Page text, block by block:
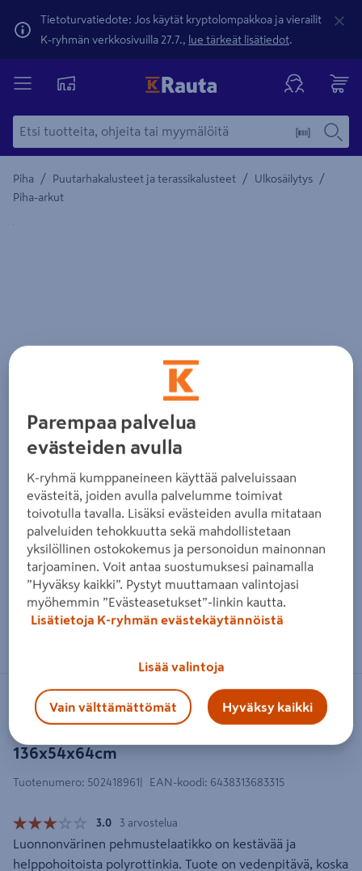
Tietoturvatiedote: Jos käytät kryptolompakkoa ja vierailit
K-ryhmän verkkosivuilla 27.7., lue tärkeät lisätiedot.
Piha / Puutarhakalusteet ja terassikalusteet / Ulkosäilytys /
Piha-arkut
Yksityiskohtainen kuvaus löytyy Tuotteen kuvaus -
Zoomaa kuvaa sormilla kosketusnäytöllä
136x54x64cm
CELLO
Tuotenumero: 502418961 EAN-koodi: 6438313683315
3.0 3 arvostelua
Luonnonvärinen pehmustelaatikko on kestävää ja
helppohoitoista polyrottinkia. Tuote on vedenpitävä, koska
Parempaa palvelua
evästeiden avulla
K-ryhmä kumppaneineen käyttää palveluissaan
evästeitä, joiden avulla palvelumme toimivat
toivotulla tavalla. Lisäksi evästeiden avulla mitataan
palveluiden tehokkuutta sekä mahdollistetaan
yksilöllinen ostokokemus ja personoidun mainonnan
tarjoaminen. Voit antaa suostumuksesi painamalla
”Hyväksy kaikki”. Pystyt muuttamaan valintojasi
myöhemmin ”Evästeasetukset”-linkin kautta.
Lisätietoja K-ryhmän evästekäytännöistä
Lisää valintoja
Vain välttämättömät Hyväksy kaikki